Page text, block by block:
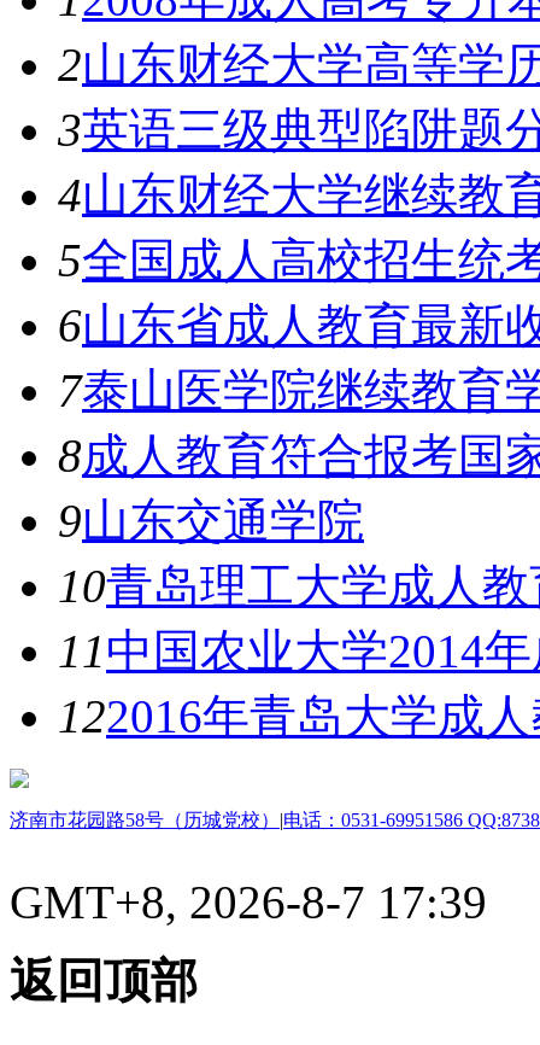
2山东财经大学高等学
3英语三级典型陷阱题
4山东财经大学继续教
5全国成人高校招生统
6山东省成人教育最新
7泰山医学院继续教育
8成人教育符合报考国
9山东交通学院
10青岛理工大学成人
11中国农业大学2014
122016年青岛大学成
济南市花园路58号（历城党校） |电话：0531-69951586
GMT+8, 2026-8-7 17:39
返回顶部